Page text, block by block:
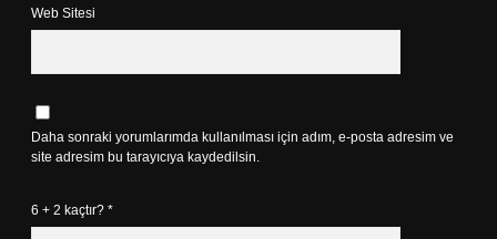
Web Sitesi
Daha sonraki yorumlarımda kullanılması için adım, e-posta adresim ve
site adresim bu tarayıcıya kaydedilsin.
6 + 2 kaçtır? *